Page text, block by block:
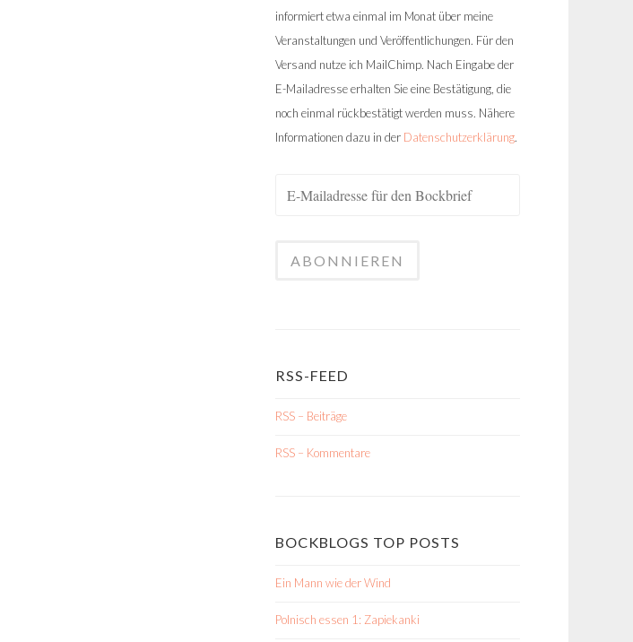
informiert etwa einmal im Monat über meine
Veranstaltungen und Veröffentlichungen. Für den
Versand nutze ich MailChimp. Nach Eingabe der
E-Mailadresse erhalten Sie eine Bestätigung, die
noch einmal rückbestätigt werden muss. Nähere
Informationen dazu in der Datenschutzerklärung.
RSS-FEED
RSS – Beiträge
RSS – Kommentare
BOCKBLOGS TOP POSTS
Ein Mann wie der Wind
Polnisch essen 1: Zapiekanki